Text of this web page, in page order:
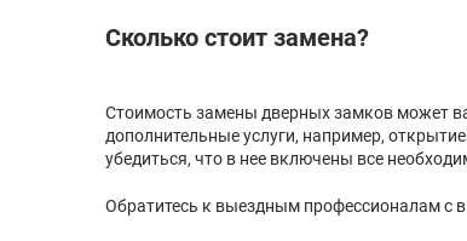
Сколько стоит замена?
Стоимость замены дверных замков может
дополнительные услуги, например,
убедиться, что в нее включены все
Обратитесь к выездным профессионалам с